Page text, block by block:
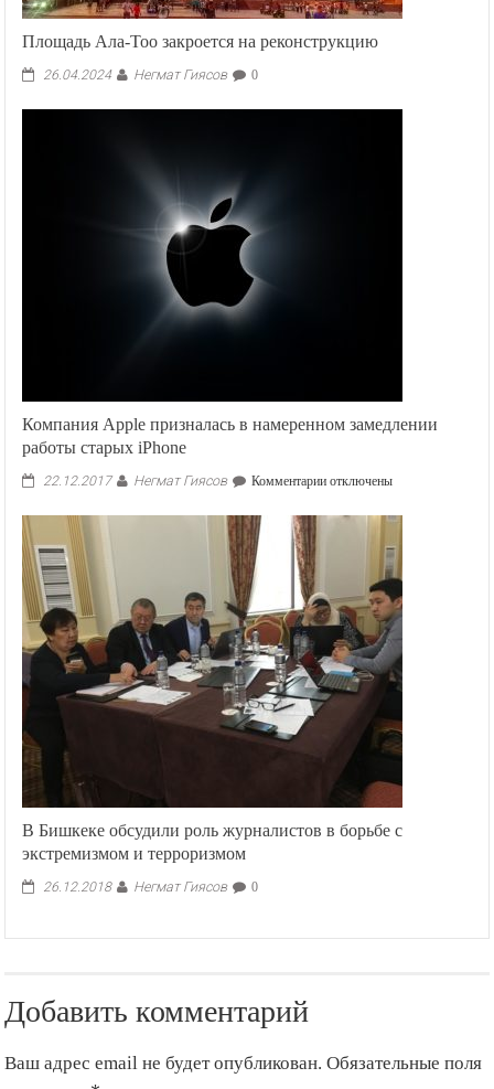
Площадь Ала-Тоо закроется на реконструкцию
26.04.2024 Негмат Гиясов 0
Компания Apple призналась в намеренном замедлении
работы старых iPhone
22.12.2017 Негмат Гиясов Комментариик
Компания
намеренном
замедлении
работы
старых
iPhone
отключены
В Бишкеке обсудили роль журналистов в борьбе с
экстремизмом и терроризмом
26.12.2018 Негмат Гиясов 0
Добавить комментарий
Ваш адрес email не будет опубликован. Обязательные поля